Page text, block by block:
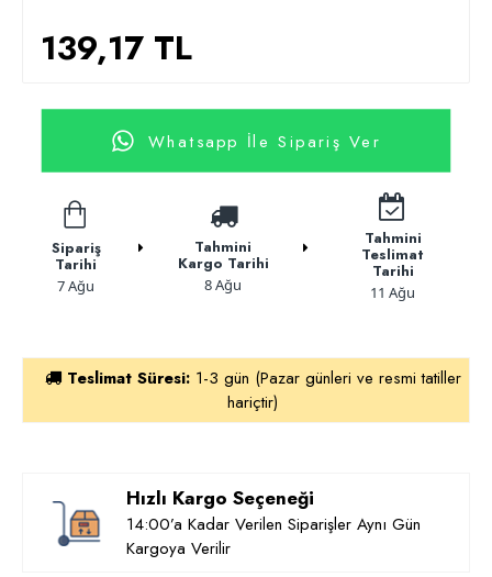
139,17 TL
Whatsapp İle Sipariş Ver
Sipariş
Tarihi
7 Ağu
Tahmini
Kargo Tarihi
8 Ağu
Tahmini
Teslimat
Tarihi
11 Ağu
Teslimat Süresi: 1-3 gün (Pazar günleri ve resmi tatiller
hariçtir)
Hızlı Kargo Seçeneği
14:00’a Kadar Verilen Siparişler Aynı Gün
Kargoya Verilir